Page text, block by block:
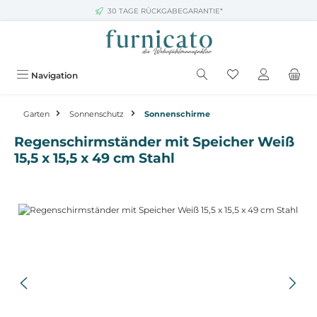
Zum Hauptinhalt springen30 TAGE RÜCKGABEGARANTIE*
Navigation
Garten Sonnenschutz Sonnenschirme
Regenschirmständer mit Speicher Weiß
15,5 x 15,5 x 49 cm Stahl
Bildergalerie überspringen